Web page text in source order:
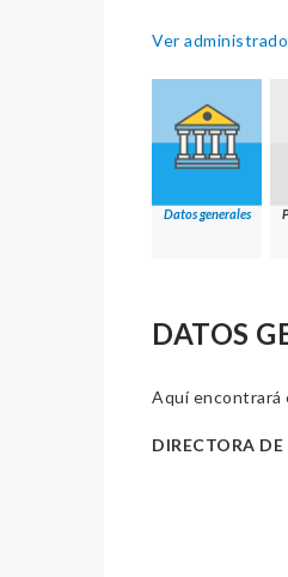
Ver
Datos generales
DATOS
Aquí encontrará
DIRECTORA